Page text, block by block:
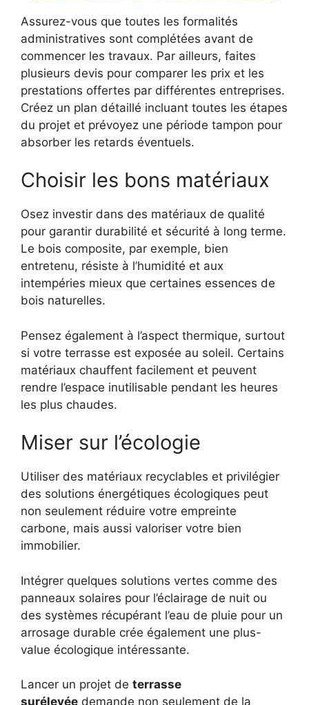
Assurez-vous que toutes les formalités
administratives sont complétées avant de
commencer les travaux. Par ailleurs, faites
plusieurs devis pour comparer les prix et les
prestations offertes par différentes entreprises.
Créez un plan détaillé incluant toutes les étapes
du projet et prévoyez une période tampon pour
absorber les retards éventuels.
Choisir les bons matériaux
Osez investir dans des matériaux de qualité
pour garantir durabilité et sécurité à long terme.
Le bois composite, par exemple, bien
entretenu, résiste à l’humidité et aux
intempéries mieux que certaines essences de
bois naturelles.
Pensez également à l’aspect thermique, surtout
si votre terrasse est exposée au soleil. Certains
matériaux chauffent facilement et peuvent
rendre l’espace inutilisable pendant les heures
les plus chaudes.
Miser sur l’écologie
Utiliser des matériaux recyclables et privilégier
des solutions énergétiques écologiques peut
non seulement réduire votre empreinte
carbone, mais aussi valoriser votre bien
immobilier.
Intégrer quelques solutions vertes comme des
panneaux solaires pour l’éclairage de nuit ou
des systèmes récupérant l’eau de pluie pour un
arrosage durable crée également une plus-
value écologique intéressante.
Lancer un projet de terrasse
surélevée demande non seulement de la